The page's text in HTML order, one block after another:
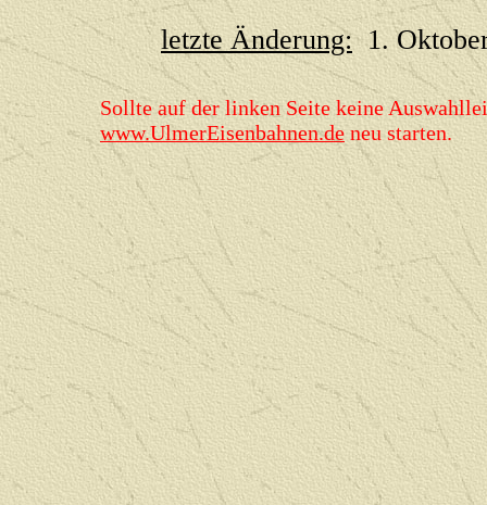
letzte Änderung:1.
Sollte auf der linken Seite keine
www.UlmerEisenbahnen.deneu starten.